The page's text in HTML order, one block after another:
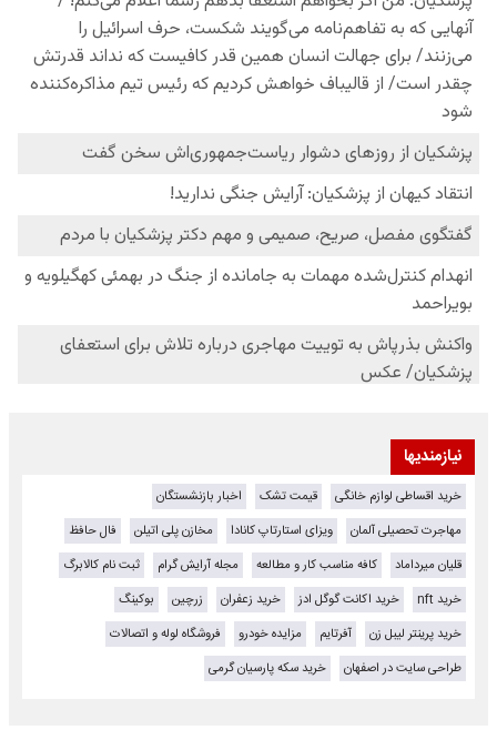
نیازمندیها
خرید اقساطی لوازم خانگی قیمت تشک
اخبار بازنشستگان
مهاجرت تحصیلی آلمان
ویزای استارتاپ کانادا مخازن پلی اتیلن
فال حافظ
قلیان میرداماد
کافه مناسب کار و مطالعه مجله آرایش گرام
ثبت نام کالابرگ
خرید nft
خرید اکانت گوگل ادز خرید زعفران زرچین
بوکینگ
خرید پرینتر لیبل زن
آفرتایم مزایده خودرو
فروشگاه لوله و اتصالات
طراحی سایت در اصفهان
خرید سکه پارسیان گرمی